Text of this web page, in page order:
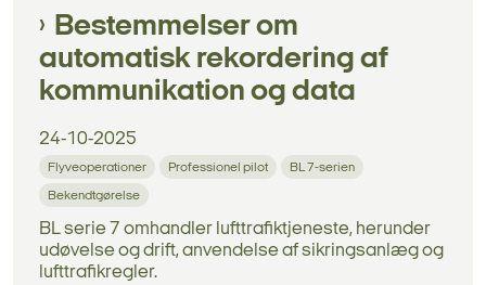
Bestemmelser om
automatisk rekordering af
kommunikation og data
24-10-2025
Flyveoperationer Professionel pilot BL 7-serien
Bekendtgørelse
BL serie 7 omhandler lufttrafiktjeneste, herunder
udøvelse og drift, anvendelse af sikringsanlæg og
lufttrafikregler.